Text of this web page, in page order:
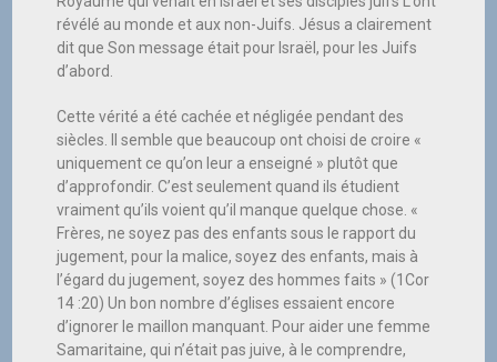
révélé au monde et aux non-Juifs. Jésus a clairement
dit que Son message était pour Israël, pour les Juifs
d’abord.
Cette vérité a été cachée et négligée pendant des
siècles. Il semble que beaucoup ont choisi de croire «
uniquement ce qu’on leur a enseigné » plutôt que
d’approfondir. C’est seulement quand ils étudient
vraiment qu’ils voient qu’il manque quelque chose. «
Frères, ne soyez pas des enfants sous le rapport du
jugement, pour la malice, soyez des enfants, mais à
l’égard du jugement, soyez des hommes faits » (1Cor
14 :20) Un bon nombre d’églises essaient encore
d’ignorer le maillon manquant. Pour aider une femme
Samaritaine, qui n’était pas juive, à le comprendre,